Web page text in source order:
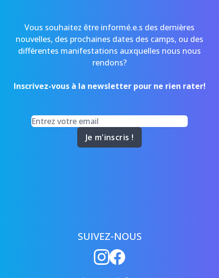
Vous souhaitez être informé.e.s des dernières
nouvelles, des prochaines dates des camps, ou des
différentes manifestations auxquelles nous nous
rendons?
Inscrivez-vous à la newsletter pour ne rien rater!
Je m'inscris !
SUIVEZ-NOUS